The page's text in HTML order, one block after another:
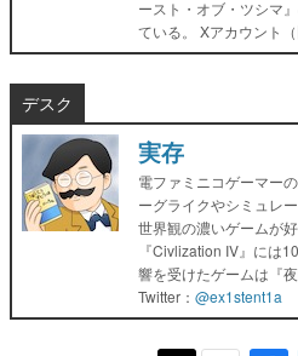
ースト・オブ・ツシマ
ている。 Xアカウント
デスク
実存
電ファミニコゲーマー
ーグライクやシミュレ
世界観の濃いゲームが
『Civlization IV』には
響を受けたゲームは『
Twitter： @ex1stent1a